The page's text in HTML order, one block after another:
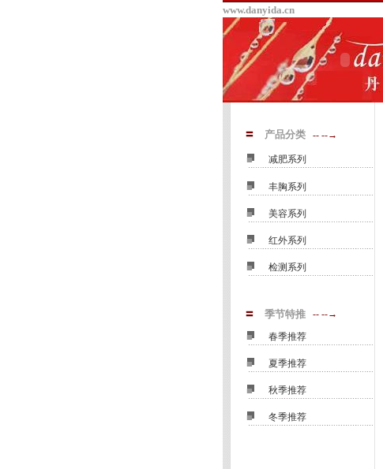
www.danyida.cn
〓 产品分类 -- --→
■ 减肥系列
■ 丰胸系列
■ 美容系列
■ 红外系列
■ 检测系列
〓 季节特推 -- --→
■ 春季推荐
■ 夏季推荐
■ 秋季推荐
■ 冬季推荐